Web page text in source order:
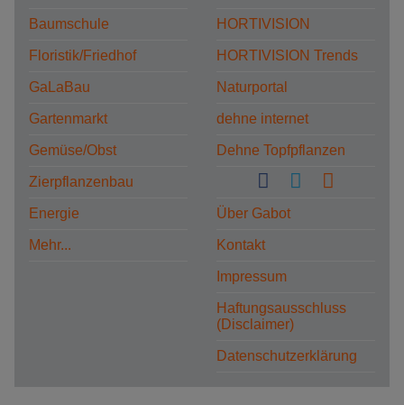
Baumschule
Floristik/Friedhof
GaLaBau
Gartenmarkt
Gemüse/Obst
Zierpflanzenbau
Energie
Mehr...
HORTIVISION
HORTIVISION Trends
Naturportal
dehne internet
Dehne Topfpflanzen
Über Gabot
Kontakt
Impressum
Haftungsausschluss
(Disclaimer)
Datenschutzerklärung